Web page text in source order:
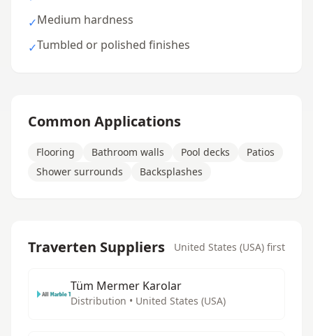
✓Medium hardness
✓Tumbled or polished finishes
Common Applications
Flooring Bathroom walls Pool decks
Patios
Shower surrounds
Backsplashes
Traverten Suppliers United States (USA) first
Tüm Mermer Karolar
Distribution • United States (USA)